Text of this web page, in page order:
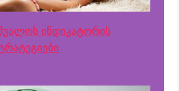
ინდიკატორის